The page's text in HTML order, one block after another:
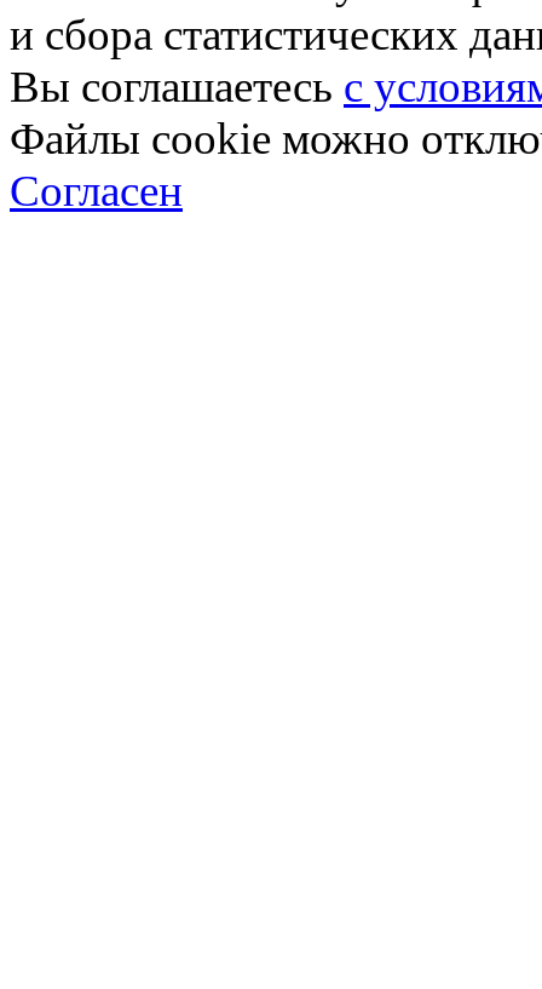
и сбора статистических
Вы соглашаетесь с
Файлы cookie можно
Согласен